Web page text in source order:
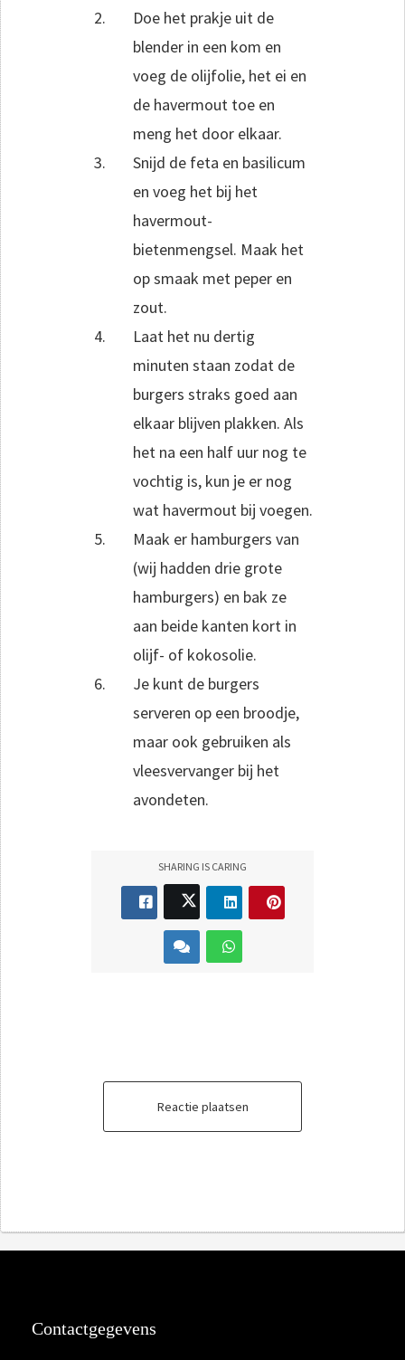
Doe het prakje uit de
blender in een kom en
voeg de olijfolie, het ei en
de havermout toe en
meng het door elkaar.
Snijd de feta en basilicum
en voeg het bij het
havermout-
bietenmengsel. Maak het
op smaak met peper en
zout.
Laat het nu dertig
minuten staan zodat de
burgers straks goed aan
elkaar blijven plakken. Als
het na een half uur nog te
vochtig is, kun je er nog
wat havermout bij voegen.
Maak er hamburgers van
(wij hadden drie grote
hamburgers) en bak ze
aan beide kanten kort in
olijf- of kokosolie.
Je kunt de burgers
serveren op een broodje,
maar ook gebruiken als
vleesvervanger bij het
avondeten.
SHARING IS CARING
Reactie plaatsen
Contactgegevens